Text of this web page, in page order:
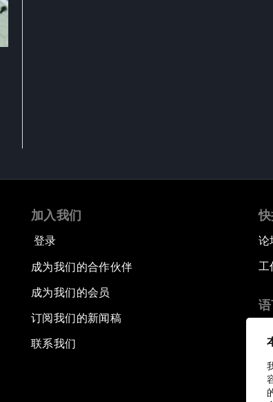
加入我们
登录
成为我们的合作伙伴
成为我们的会员
订阅我们的新闻稿
联系我们
论
工